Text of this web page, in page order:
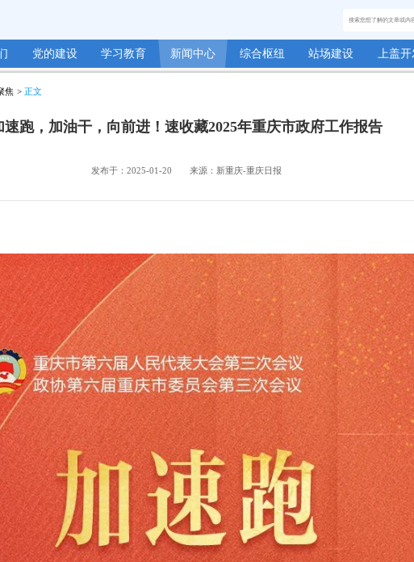
党的建设 学习教育 新闻中心 综合枢纽 站场建设 上盖开
焦 > 正文
速跑，加油干，向前进！速收藏2025年重庆市政府工作报告
发布于： 2025-01-20 来源： 新重庆-重庆日报